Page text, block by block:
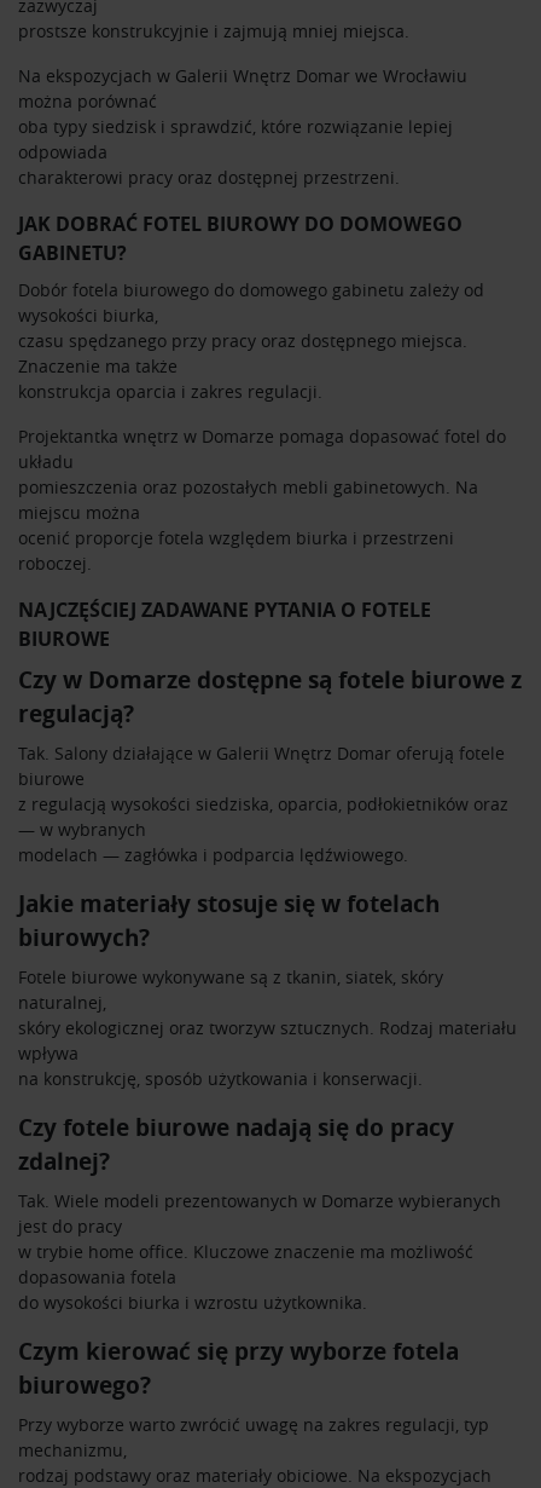
zazwyczaj
prostsze konstrukcyjnie i zajmują mniej miejsca.
Na ekspozycjach w Galerii Wnętrz Domar we Wrocławiu
można porównać
oba typy siedzisk i sprawdzić, które rozwiązanie lepiej
odpowiada
charakterowi pracy oraz dostępnej przestrzeni.
JAK DOBRAĆ FOTEL BIUROWY DO DOMOWEGO
GABINETU?
Dobór fotela biurowego do domowego gabinetu zależy od
wysokości biurka,
czasu spędzanego przy pracy oraz dostępnego miejsca.
Znaczenie ma także
konstrukcja oparcia i zakres regulacji.
Projektantka wnętrz w Domarze pomaga dopasować fotel do
układu
pomieszczenia oraz pozostałych mebli gabinetowych. Na
miejscu można
ocenić proporcje fotela względem biurka i przestrzeni
roboczej.
NAJCZĘŚCIEJ ZADAWANE PYTANIA O FOTELE
BIUROWE
Czy w Domarze dostępne są fotele biurowe z
regulacją?
Tak. Salony działające w Galerii Wnętrz Domar oferują fotele
biurowe
z regulacją wysokości siedziska, oparcia, podłokietników oraz
— w wybranych
modelach — zagłówka i podparcia lędźwiowego.
Jakie materiały stosuje się w fotelach
biurowych?
Fotele biurowe wykonywane są z tkanin, siatek, skóry
naturalnej,
skóry ekologicznej oraz tworzyw sztucznych. Rodzaj materiału
wpływa
na konstrukcję, sposób użytkowania i konserwacji.
Czy fotele biurowe nadają się do pracy
zdalnej?
Tak. Wiele modeli prezentowanych w Domarze wybieranych
jest do pracy
w trybie home office. Kluczowe znaczenie ma możliwość
dopasowania fotela
do wysokości biurka i wzrostu użytkownika.
Czym kierować się przy wyborze fotela
biurowego?
Przy wyborze warto zwrócić uwagę na zakres regulacji, typ
mechanizmu,
rodzaj podstawy oraz materiały obiciowe. Na ekspozycjach